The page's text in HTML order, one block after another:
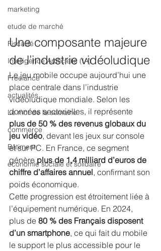
marketing
etude de marché
Fiscalité
Intelligence Artificielle (IA)
Freelance
actualités
Le mot de la semaine
commerce
Bâtiment
économie sociale et solidaire
Une composante majeure
de l’industrie vidéoludique
Le jeu mobile occupe aujourd’hui une
place centrale dans l’industrie
vidéoludique mondiale. Selon les
données sectorielles, il représente
plus de 50 % des revenus globaux du
jeu vidéo, devant les jeux sur console
et sur PC. En France, ce segment
génère plus de 1,4 milliard d’euros de
chiffre d’affaires annuel, confirmant son
poids économique.
Cette progression est étroitement liée à
l’équipement numérique. En 2024,
plus de 80 % des Français disposent
d’un smartphone, ce qui fait du mobile
le support le plus accessible pour le